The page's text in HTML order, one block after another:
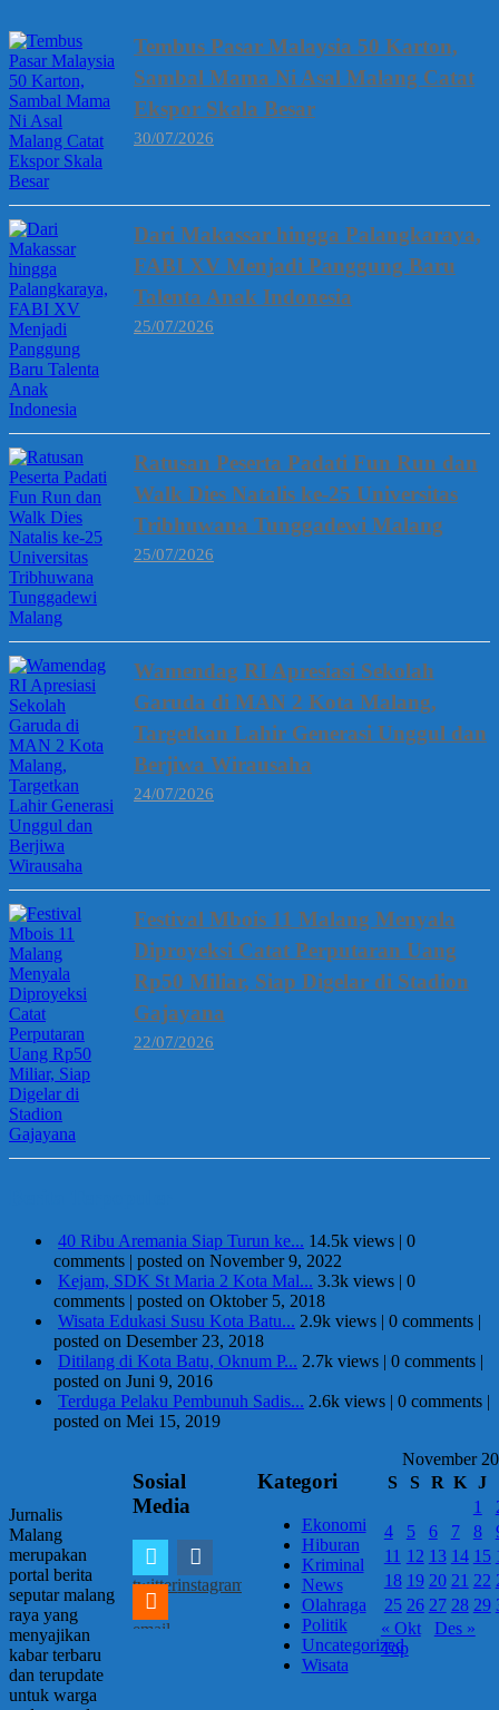
Tembus Pasar Malaysia 50 Karton,
Sambal Mama Ni Asal Malang Catat
Ekspor Skala Besar
30/07/2026
Dari Makassar hingga Palangkaraya,
FABI XV Menjadi Panggung Baru
Talenta Anak Indonesia
25/07/2026
Ratusan Peserta Padati Fun Run dan
Walk Dies Natalis ke-25 Universitas
Tribhuwana Tunggadewi Malang
25/07/2026
Wamendag RI Apresiasi Sekolah
Garuda di MAN 2 Kota Malang,
Targetkan Lahir Generasi Unggul dan
Berjiwa Wirausaha
24/07/2026
Festival Mbois 11 Malang Menyala
Diproyeksi Catat Perputaran Uang
Rp50 Miliar, Siap Digelar di Stadion
Gajayana
22/07/2026
40 Ribu Aremania Siap Turun ke... 14.5k views | 0
comments | posted on November 9, 2022
Kejam, SDK St Maria 2 Kota Mal... 3.3k views | 0
comments | posted on Oktober 5, 2018
Wisata Edukasi Susu Kota Batu... 2.9k views | 0 comments |
posted on Desember 23, 2018
Ditilang di Kota Batu, Oknum P... 2.7k views | 0 comments |
posted on Juni 9, 2016
Terduga Pelaku Pembunuh Sadis... 2.6k views | 0 comments |
posted on Mei 15, 2019
Jurnalis
Malang
merupakan
portal berita
seputar malang
raya yang
menyajikan
kabar terbaru
dan terupdate
untuk warga
Sosial
Media
twitterinstagram
email
Kategori
Ekonomi
Hiburan
Kriminal
News
Olahraga
Politik
Uncategorized
Wisata
November
S
S R K
J
1
4
5 6 7 8
11 12 13 14 15
18 19 20 21 22
25 26 27 28 29
« Okt
Des »
Top